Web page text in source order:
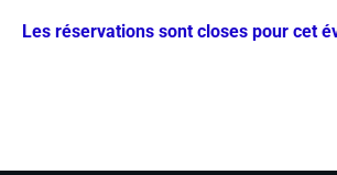
Les réservations sont closes pour cet